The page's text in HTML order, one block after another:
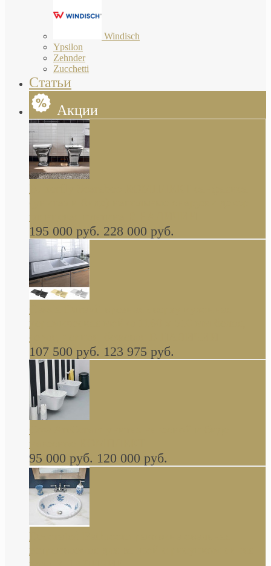
Windisch
Ypsilon
Zehnder
Zucchetti
Статьи
Акции
Butterfly Scarabeo КОМПЛЕКТ санфаянса
глянцевая платина В НАЛИЧИИ
195 000 руб. 228 000 руб.
керамическая мойка 1160 x 510 мм белая,
серая, черная, бежевая В НАЛИЧИИ
107 500 руб. 123 975 руб.
навесное КОМПЛЕКТ
95 000 руб. 120 000 руб.
Decorated Bathroom раковина овальная
встраиваемая для ванной с рисунком синяя